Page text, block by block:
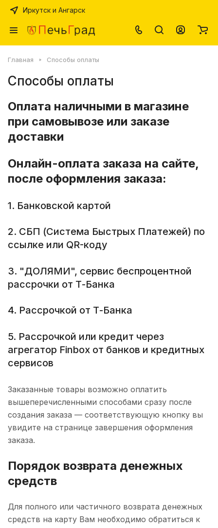
Иркутск и Ангарск
Главная Способы оплаты
Способы оплаты
Оплата наличными в магазине
при самовывозе или заказе
доставки
Онлайн-оплата заказа на сайте,
после оформления заказа:
1. Банковской картой
2. СБП (Система Быстрых Платежей) по
ссылке или QR-коду
3. "ДОЛЯМИ", сервис беспроцентной
рассрочки от Т-Банка
4. Рассрочкой от Т-Банка
5. Рассрочкой или кредит через
агрегатор Finbox от банков и кредитных
сервисов
Заказанные товары возможно оплатить
вышеперечисленными способами сразу после
создания заказа — соответствующую кнопку вы
увидите на странице завершения оформления
заказа.
Порядок возврата денежных
средств
Для полного или частичного возврата денежных
средств на карту Вам необходимо обратиться к